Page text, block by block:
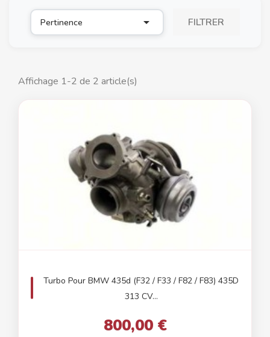
Pertinence  FILTRER
Affichage 1-2 de 2 article(s)
Turbo Pour BMW 435d (F32 / F33 / F82 / F83) 435D
313 CV...
800,00 €